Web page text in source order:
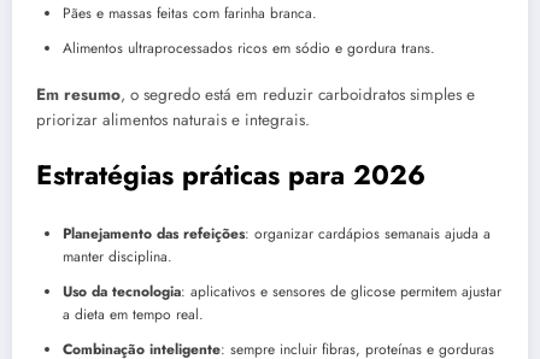
Pães e massas feitas com farinha branca.
Alimentos ultraprocessados ricos em sódio e gordura trans.
Em resumo, o segredo está em reduzir carboidratos simples e
priorizar alimentos naturais e integrais.
Estratégias práticas para 2026
Planejamento das refeições: organizar cardápios semanais ajuda a
manter disciplina.
Uso da tecnologia: aplicativos e sensores de glicose permitem ajustar
a dieta em tempo real.
Combinação inteligente: sempre incluir fibras, proteínas e gorduras